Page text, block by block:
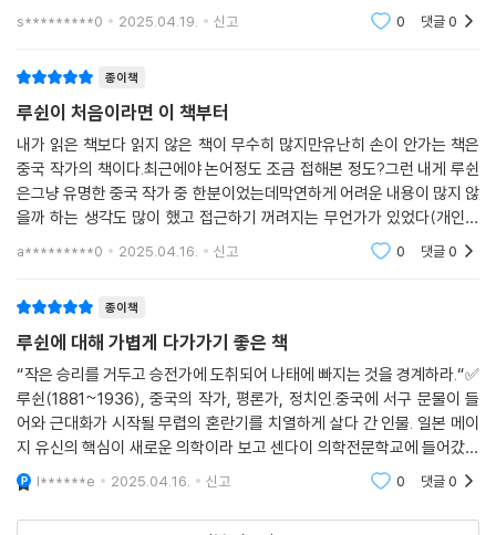
다. 아마 이 책을 읽으면 루쉰이 '꼰대'라고 생각하는 사람
s*********0 2025.04.19. 신고 0 댓글0
종이책
루쉰이 처음이라면 이 책부터
내가 읽은 책보다 읽지 않은 책이 무수히 많지만유난히 손이 안가는 책은
중국 작가의 책이다.최근에야 논어정도 조금 접해본 정도?그런 내게 루쉰
은그냥 유명한 중국 작가 중 한분이었는데막연하게 어려운 내용이 많지 않
을까 하는 생각도 많이 했고 접근하기 꺼려지는 무언가가 있었다(개인적
인 의견)하지만 동양적인 정서는 비슷한 데가 있다보니 의외로 지금의 우
a*********0 2025.04.16. 신고 0 댓글0
종이책
루쉰에 대해 가볍게 다가가기 좋은 책
“작은 승리를 거두고 승전가에 도취되어 나태에 빠지는 것을 경계하라.“✅
루쉰(1881~1936), 중국의 작가, 평론가, 정치인.중국에 서구 문물이 들
어와 근대화가 시작될 무렵의 혼란기를 치열하게 살다 간 인물. 일본 메이
지 유신의 핵심이 새로운 의학이라 보고 센다이 의학전문학교에 들어갔으
나, '몇 사람을 잘 치료해주는 것보다 더 광범위한 운동을 벌여나가야 한다
는 사실을 깨닫고
l******e 2025.04.16. 신고 0 댓글0